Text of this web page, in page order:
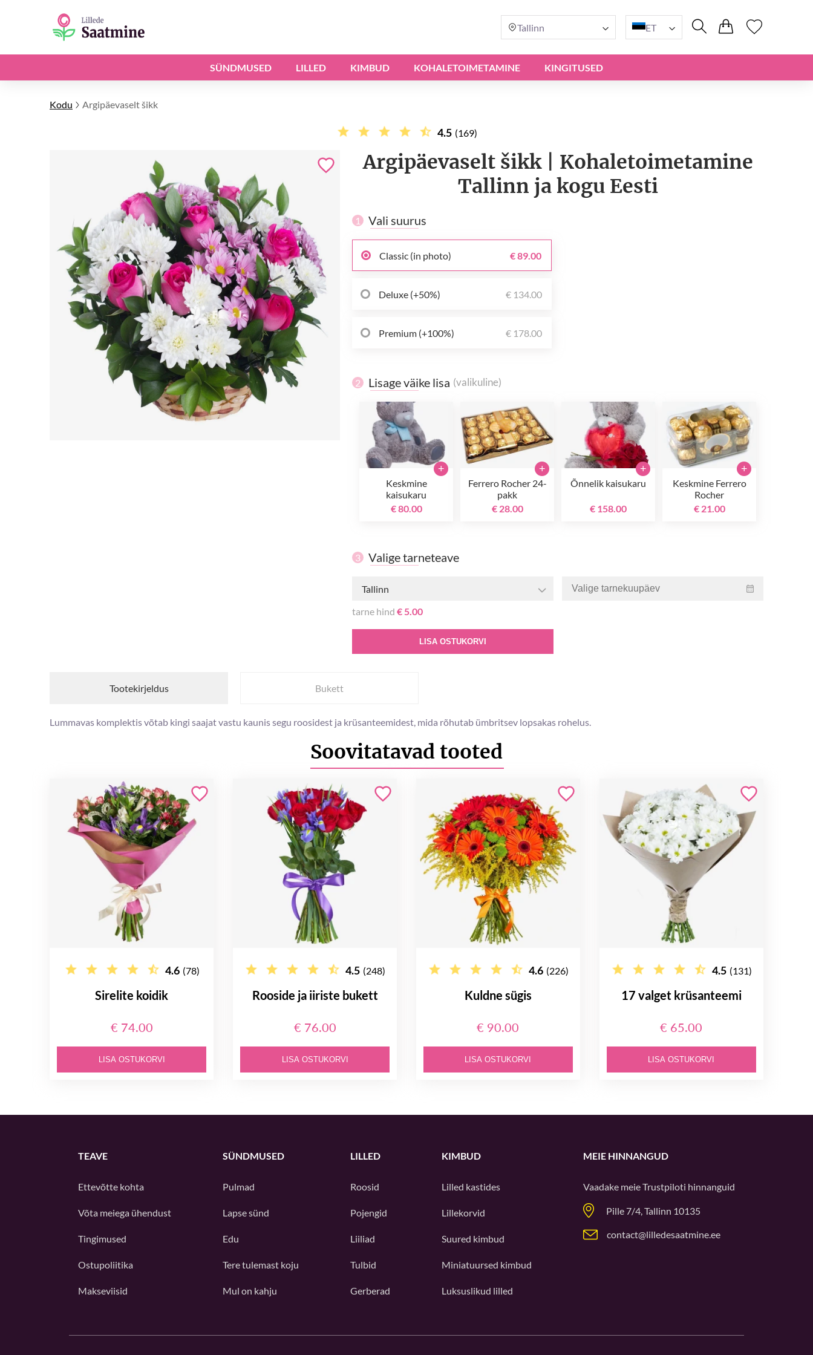
Tallinn ET
SÜNDMUSED LILLED KIMBUD KOHALETOIMETAMINE KINGITUSED
Kodu Argipäevaselt šikk
4.5 (169)
Argipäevaselt šikk | Kohaletoimetamine
Tallinn ja kogu Eesti
1 Vali suurus
Classic (in photo) € 89.00
Deluxe (+50%) € 134.00
Premium (+100%) € 178.00
2 Lisage väike lisa (valikuline)
Keskmine
kaisukaru
€ 80.00
+
Ferrero Rocher 24-
pakk
€ 28.00
+
Õnnelik kaisukaru
€ 158.00
+
Keskmine Ferrero
Rocher
€ 21.00
+
3 Valige tarneteave
Tallinn
tarne hind€ 5.00
LISA OSTUKORVI
Tootekirjeldus Bukett
Lummavas komplektis võtab kingi saajat vastu kaunis segu roosidest ja krüsanteemidest, mida rõhutab ümbritsev lopsakas rohelus.
Soovitatavad tooted
4.6 (78)
Sirelite koidik
€ 74.00
LISA OSTUKORVI
4.5 (248)
Rooside ja iiriste bukett
€ 76.00
LISA OSTUKORVI
4.6 (226)
Kuldne sügis
€ 90.00
LISA OSTUKORVI
4.5 (131)
17 valget krüsanteemi
€ 65.00
LISA OSTUKORVI
TEAVE
Ettevõtte kohta
Võta meiega ühendust
Tingimused
Ostupoliitika
Makseviisid
SÜNDMUSED
Pulmad
Lapse sünd
Edu
Tere tulemast koju
Mul on kahju
LILLED
Roosid
Pojengid
Liiliad
Tulbid
Gerberad
KIMBUD
Lilled kastides
Lillekorvid
Suured kimbud
Miniatuursed kimbud
Luksuslikud lilled
MEIE HINNANGUD
Vaadake meieTrustpiloti hinnanguid
Pille 7/4, Tallinn 10135
contact@lilledesaatmine.ee